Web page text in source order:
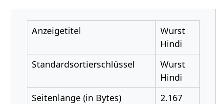
Anzeigetitel
Wurst
Hindi
Standardsortierschlüssel
Wurst
Hindi
Seitenlänge (in Bytes)
2.167